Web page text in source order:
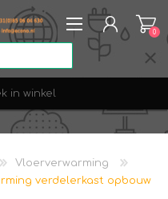
0
Vloerverwarming
verdelerkast opbouw